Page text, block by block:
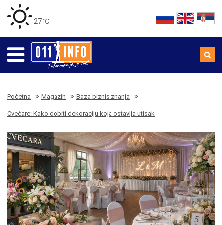
27 ℃
Početna Magazin Baza biznis znanja
Cvećare: Kako dobiti dekoraciju koja ostavlja utisak